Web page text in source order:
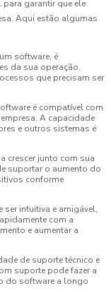
garantir que ele
Aqui estão algumas
software, é
da sua operação.
que precisam ser
é compatível com
A capacidade
e outros sistemas é
crescer junto com sua
suportar o aumento do
conforme
ser intuitiva e amigável,
com a
e aumentar a
de suporte técnico e
suporte pode fazer a
do software a longo